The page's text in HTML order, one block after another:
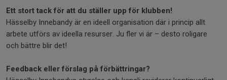
Ett stort tack för att du ställer upp för klubben!
Hässelby Innebandy är en ideell organisation där i princip allt
arbete utförs av ideella resurser. Ju fler vi är – desto roligare
och bättre blir det!
Feedback eller förslag på förbättringar?